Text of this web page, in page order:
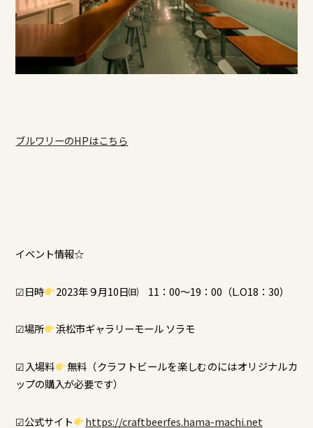
ブルワリーのHPはこちら
イベント情報☆
☑日時 2023年９月10日㈰ 11：00～19：00（L.O18：30）
☑場所 浜松市ギャラリーモール ソラモ
☑入場料
無料（クラフトビールを楽しむのにはオリジナルカ
ップの購入が必要です）
☑公式サイト https://craftbeerfes.hama-machi.net